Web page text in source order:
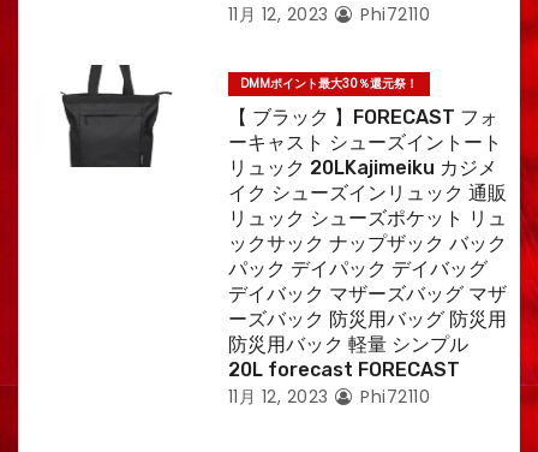
11月 12, 2023 Phi72110
DMMポイント最大30％還元祭！
【 ブラック 】FORECAST フォ
ーキャスト シューズイントート
リュック 20LKajimeiku カジメ
イク シューズインリュック 通販
リュック シューズポケット リュ
ックサック ナップザック バック
パック デイパック デイバッグ
デイバック マザーズバッグ マザ
ーズバック 防災用バッグ 防災用
防災用バック 軽量 シンプル
20L forecast FORECAST
11月 12, 2023 Phi72110